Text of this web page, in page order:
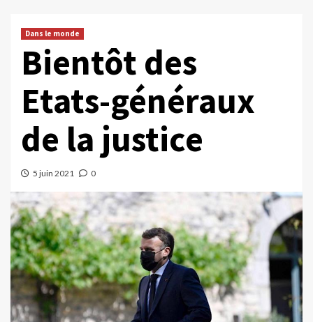
Dans le monde
Bientôt des
Etats-généraux
de la justice
5 juin 2021 0